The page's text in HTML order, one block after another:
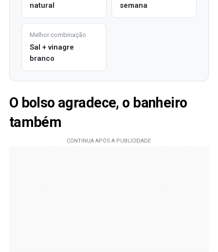
natural
semana
Melhor combinação
Sal + vinagre
branco
O bolso agradece, o banheiro
também